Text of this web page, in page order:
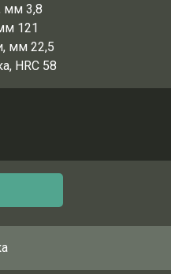
мм 3,8
121
мм 22,5
HRC 58